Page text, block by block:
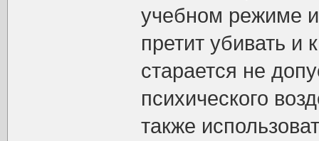
учебном режиме
претит убивать и
старается не
психического
также